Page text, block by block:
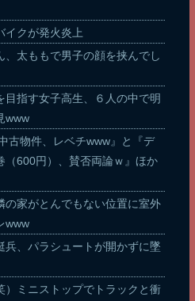
イクが発火炎上
、太ももで男子の顔を挟んでし
目指す女子高生、６人の中で明
www
古物件、レベチwww』と『デ
（600円）、賛否両論ｗ』ほか
の家がとんでもない位置に室外
www
兵、パラシュートが開かずに墜
）ミニストップでトラックと衝